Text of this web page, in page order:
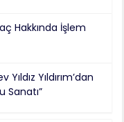
Hakkında İşlem
Yıldız Yıldırım’dan
Sanatı”